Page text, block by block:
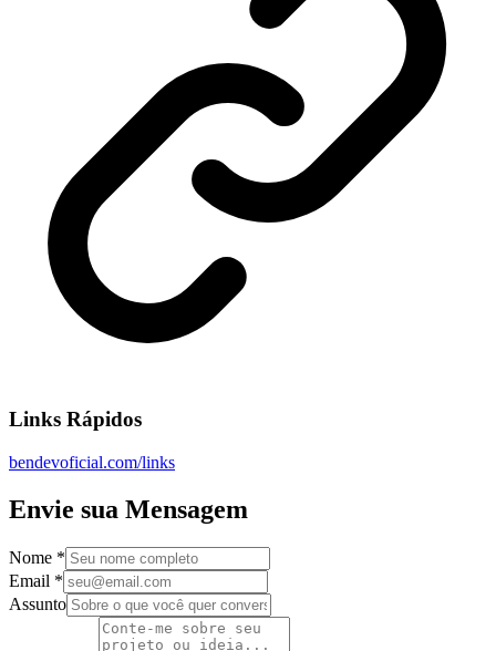
Links Rápidos
bendevoficial.com/links
Envie sua Mensagem
Nome *
Email *
Assunto